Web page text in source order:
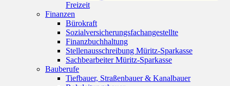
Freizeit
Finanzen
Bürokraft
Sozialversicherungsfachangestellte
Finanzbuchhaltung
Stellenausschreibung Müritz-Sparkasse
Sachbearbeiter Müritz-Sparkasse
Bauberufe
Tiefbauer, Straßenbauer & Kanalbauer